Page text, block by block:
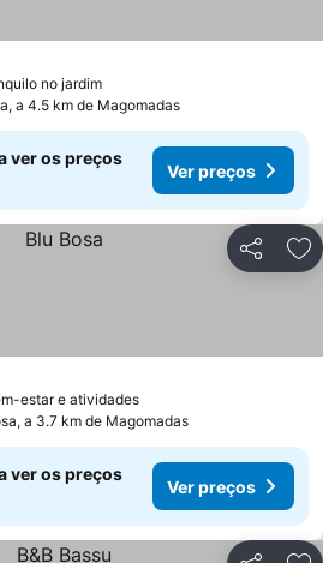
no jardim
a 4.5 km de Magomadas
ver os preços
Ver preços
Partilhar
estar e atividades
a 3.7 km de Magomadas
ver os preços
Ver preços